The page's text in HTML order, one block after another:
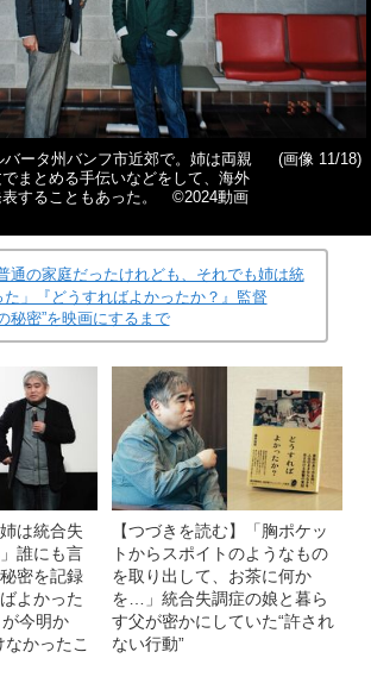
バータ州バンフ市近郊で。姉は両親
まとめる手伝いなどをして、海外
表することもあった。 ©2024動画
(画像 11/18)
普通の家庭だったけれども、それでも姉は統
」『どうすればよかったか？』監督
秘密”を映画にするまで
は統合失
誰にも言
密を記録
よかった
今明か
なかったこ
【つづきを読む】「胸ポケッ
トからスポイトのようなもの
を取り出して、お茶に何か
を…」統合失調症の娘と暮ら
す父が密かにしていた“許され
ない行動”